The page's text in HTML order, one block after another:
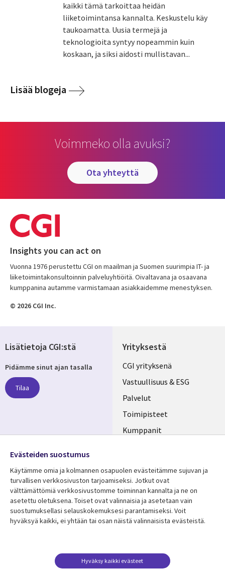
kaikki tämä tarkoittaa heidän
liiketoimintansa kannalta. Keskustelu käy
taukoamatta. Uusia termejä ja
teknologioita syntyy nopeammin kuin
koskaan, ja siksi aidosti mullistavan...
Lisää blogeja
Voimmeko olla avuksi?
ota yhteyttä
Insights you can act on
Vuonna 1976 perustettu CGI on maailman ja Suomen suurimpia IT- ja
liiketoimintakonsultoinnin palveluyhtiöitä. Oivaltavana ja osaavana
kumppanina autamme varmistamaan asiakkaidemme menestyksen.
© 2026 CGI Inc.
Yrityksestä
Useful
links
FINLAND
CGI yrityksenä
Vastuullisuus & ESG
Palvelut
Toimipisteet
Kumppanit
Resurssikeskus
Library
FINLAND
Asiakastarinat
Lisätietoa
Legal
Tietosuoja
Käyttöehdot
Lisätietoja CGI:stä
Pidämme sinut ajan tasalla
Tilaa
Media
FINLAND
Evästeiden suostumus
Käytämme omia ja kolmannen osapuolen evästeitämme sujuvan ja
turvallisen verkkosivuston tarjoamiseksi. Jotkut ovat
välttämättömiä verkkosivustomme toiminnan kannalta ja ne on
asetettu oletuksena. Toiset ovat valinnaisia ​​ja asetetaan vain
suostumuksellasi selauskokemuksesi parantamiseksi. Voit
hyväksyä kaikki, ei yhtään tai osan näistä valinnaisista evästeistä.
Hyväksy kaikki evästeet